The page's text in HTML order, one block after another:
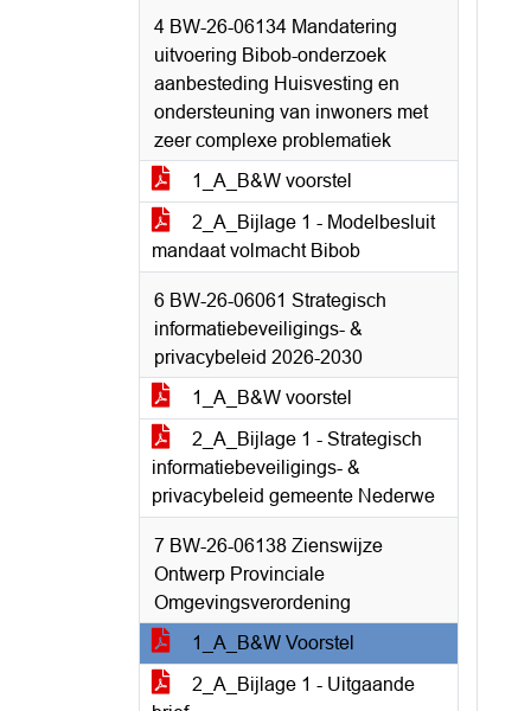
4 BW-26-06134 Mandatering
uitvoering Bibob-onderzoek
aanbesteding Huisvesting en
ondersteuning van inwoners met
zeer complexe problematiek
1_A_B&W voorstel
2_A_Bijlage 1 - Modelbesluit
mandaat volmacht Bibob
6 BW-26-06061 Strategisch
informatiebeveiligings- &
privacybeleid 2026-2030
1_A_B&W voorstel
2_A_Bijlage 1 - Strategisch
informatiebeveiligings- &
privacybeleid gemeente Nederwe
7 BW-26-06138 Zienswijze
Ontwerp Provinciale
Omgevingsverordening
1_A_B&W Voorstel
2_A_Bijlage 1 - Uitgaande